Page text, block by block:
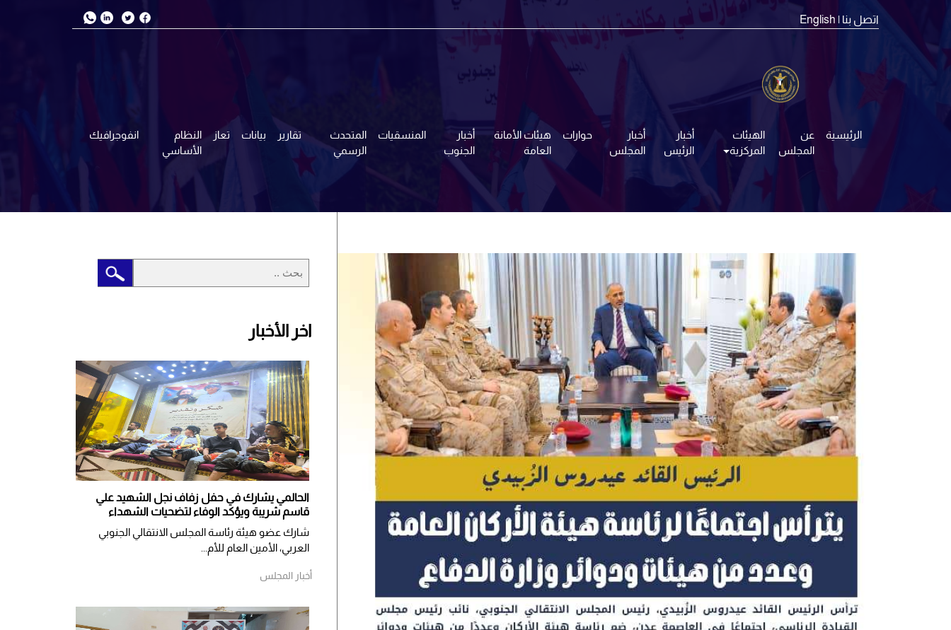
اتصل بنا | English
الرئيسية
عن
المجلس
الهيئات
المركزية
أخبار
الرئيس
أخبار
المجلس
حوارات
هيئات الأمانة
العامة
أخبار
الجنوب
المنسقيات
المتحدث
الرسمي
تقارير بيانات تعاز
النظام
الأساسي
انفوجرافيك
اخر الأخبار
الحالمي يشارك في حفل زفاف نجل الشهيد علي
قاسم شريبة ويؤكد الوفاء لتضحيات الشهداء
شارك عضو هيئة رئاسة المجلس الانتقالي الجنوبي
العربي، الأمين العام للأم...
أخبار المجلس